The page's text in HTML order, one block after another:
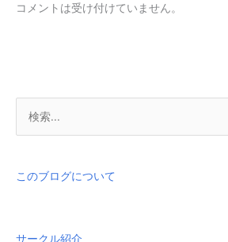
コメントは受け付けていません。
象
このブログについて
サークル紹介